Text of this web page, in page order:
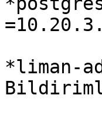
*liman-